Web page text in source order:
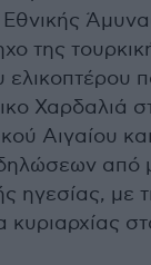
της
ελικοπτέρου
Χαρδαλιά
Αιγαίου
από
ηγεσίας, με
κυριαρχίας